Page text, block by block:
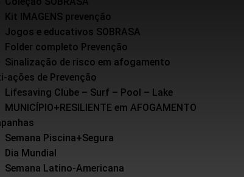
Kit IMAGENS prevenção
Jogos e educativos SOBRASA
Folder completo Prevenção
Sinalização de risco em afogamento
ações de Prevenção
Lifesaving Clube – Surf – Pool – Lake
MUNICÍPIO+RESILIENTE em AFOGAMENTO
Semana Piscina+Segura
Dia Mundial
Semana Latino-Americana